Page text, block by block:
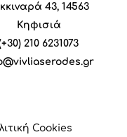
43, 14563
Κηφισιά
210 6231073
Cookies